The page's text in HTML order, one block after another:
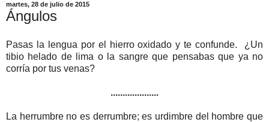
martes, 28 de julio de 2015
Ángulos
Pasas la lengua por el hierro oxidado y te confunde. ¿Un
tibio helado de lima o la sangre que pensabas que ya no
corría por tus venas?
....................
La herrumbre no es derrumbre; es urdimbre del hombre que